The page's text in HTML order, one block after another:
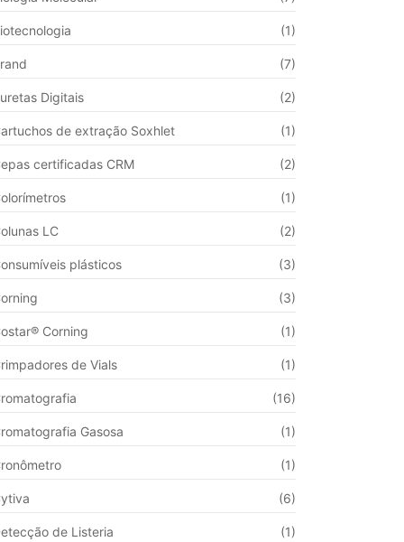
(1)
(7)
Digitais (2)
de extração Soxhlet (1)
certificadas CRM (2)
(1)
LC (2)
plásticos (3)
(3)
Corning (1)
de Vials (1)
(16)
Gasosa (1)
(1)
(6)
de Listeria (1)